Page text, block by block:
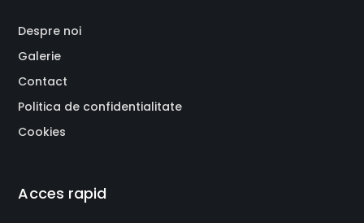
Despre noi
Galerie
Contact
Politica de confidentialitate
Cookies
Acces rapid